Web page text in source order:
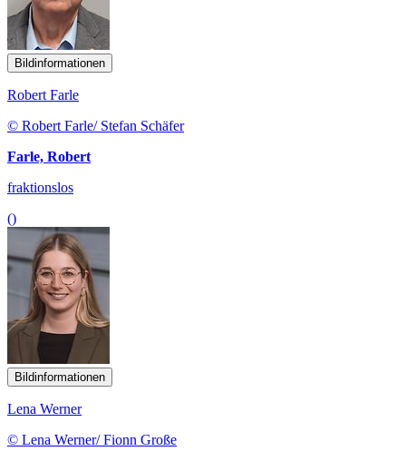
Bildinformationen
Robert Farle
© Robert Farle/ Stefan Schäfer
Farle, Robert
fraktionslos
()
Bildinformationen
Lena Werner
© Lena Werner/ Fionn Große